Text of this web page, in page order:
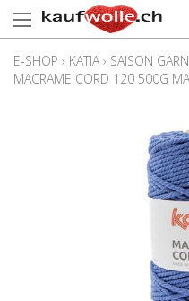
E-SHOP › KATIA › SAISON
MACRAME CORD 120 500G